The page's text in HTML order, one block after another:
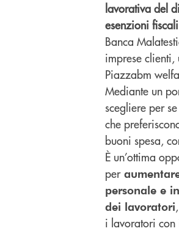
lavorativa del
esenzioni
Banca
imprese
Piazzabm
Mediante un
scegliere per
che
buoni spesa,
È un’ottima
per
personale e
dei lavoratori
i lavoratori con